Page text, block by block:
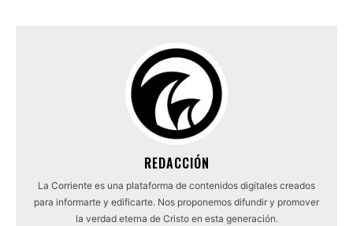
REDACCIÓN
La Corriente es una plataforma de contenidos digitales creados
para informarte y edificarte. Nos proponemos difundir y promover
la verdad eterna de Cristo en esta generación.